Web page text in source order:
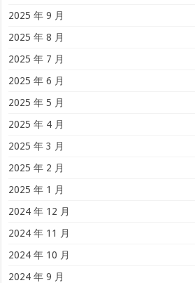
2025 年 9 月
2025 年 8 月
2025 年 7 月
2025 年 6 月
2025 年 5 月
2025 年 4 月
2025 年 3 月
2025 年 2 月
2025 年 1 月
2024 年 12 月
2024 年 11 月
2024 年 10 月
2024 年 9 月